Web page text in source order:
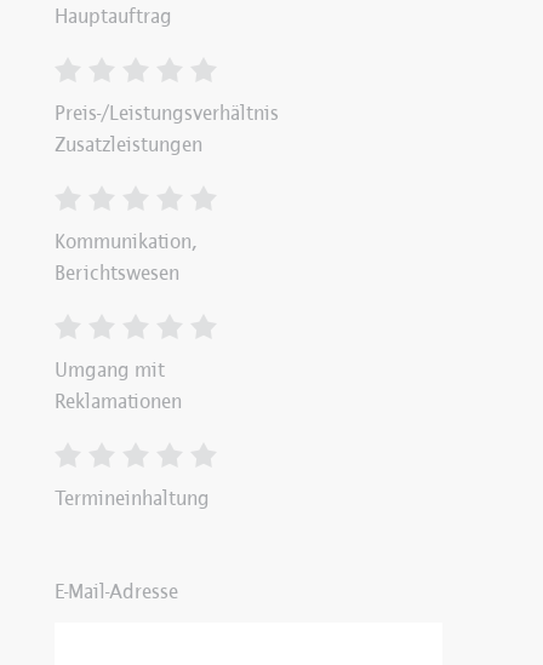
Hauptauftrag
Preis-/Leistungsverhältnis
Zusatzleistungen
Kommunikation,
Berichtswesen
Umgang mit
Reklamationen
Termineinhaltung
E-Mail-Adresse